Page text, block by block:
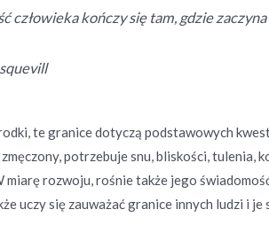
człowieka kończy się tam, gdzie
te granice dotyczą podstawowych
potrzebuje snu, bliskości, tulenia,
miarę rozwoju, rośnie także jego
uczy się zauważać granice innych ludzi i